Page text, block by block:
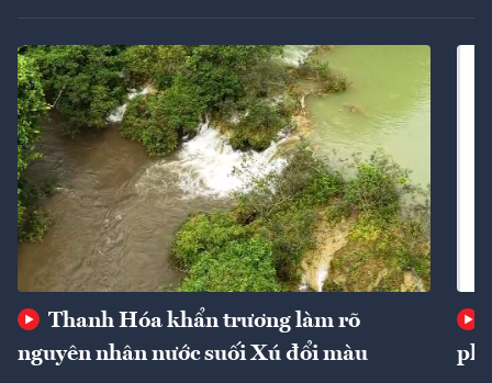
Thanh Hóa khẩn trương làm rõ
nguyên nhân nước suối Xú đổi màu
phí